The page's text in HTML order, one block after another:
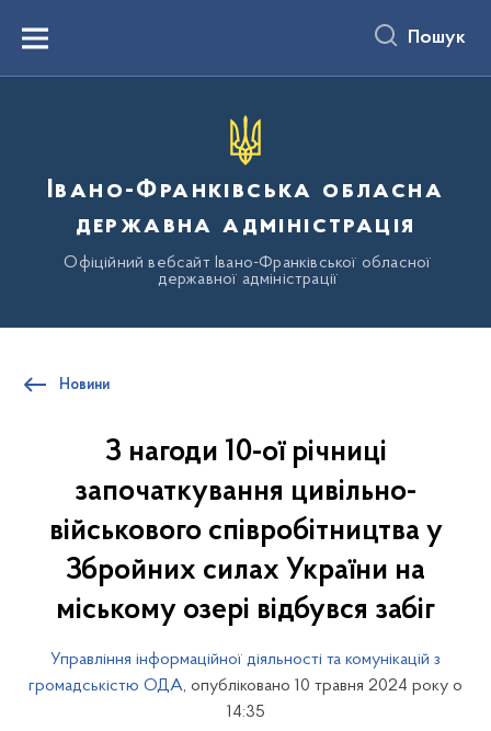
вмістуMenu Пошук
Івано-Франківська обласна
державна адміністрація
Офіційний вебсайт Івано-Франківської обласної
державної адміністрації
Новини
З нагоди 10-ої річниці
започаткування цивільно-
військового співробітництва у
Збройних силах України на
міському озері відбувся забіг
Управління інформаційної діяльності та комунікацій з
громадськістю ОДА, опубліковано 10 травня 2024 року о
14:35